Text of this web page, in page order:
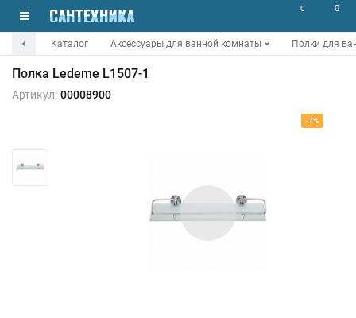
0 0
Каталог Аксессуары для ванной комнаты Полки для
Полка Ledeme L1507-1
Артикул: 00008900
-7%